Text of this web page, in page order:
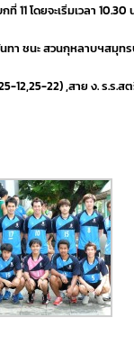
โดยจะเริ่มเวลา 10.30
า ชนะ สวนกุหลาบฯสมุทร
12,25-22) ,สาย ง. ร.ร.